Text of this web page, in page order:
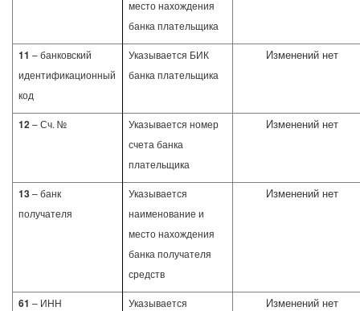
место нахождения
банка плательщика
11 – банковский
идентификационный
код
Указывается БИК
банка плательщика
Изменений нет
12– Сч. №
Указывается номер
счета банка
плательщика
Изменений нет
13– банк
получателя
Указывается
наименование и
место нахождения
банка получателя
средств
Изменений нет
61 – ИНН
Указывается
Изменений нет